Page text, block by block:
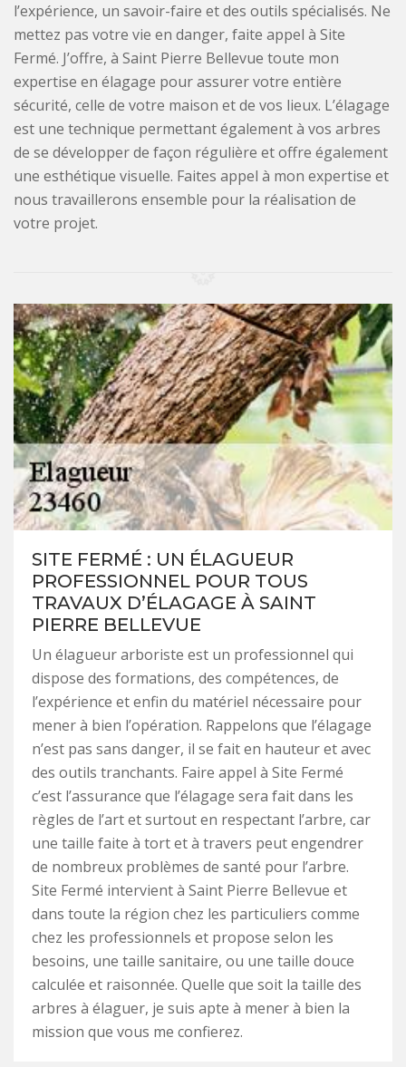
l’expérience, un savoir-faire et des outils spécialisés. Ne
mettez pas votre vie en danger, faite appel à Site
Fermé. J’offre, à Saint Pierre Bellevue toute mon
expertise en élagage pour assurer votre entière
sécurité, celle de votre maison et de vos lieux. L’élagage
est une technique permettant également à vos arbres
de se développer de façon régulière et offre également
une esthétique visuelle. Faites appel à mon expertise et
nous travaillerons ensemble pour la réalisation de
votre projet.
SITE FERMÉ : UN ÉLAGUEUR
PROFESSIONNEL POUR TOUS
TRAVAUX D’ÉLAGAGE À SAINT
PIERRE BELLEVUE
Un élagueur arboriste est un professionnel qui
dispose des formations, des compétences, de
l’expérience et enfin du matériel nécessaire pour
mener à bien l’opération. Rappelons que l’élagage
n’est pas sans danger, il se fait en hauteur et avec
des outils tranchants. Faire appel à Site Fermé
c’est l’assurance que l’élagage sera fait dans les
règles de l’art et surtout en respectant l’arbre, car
une taille faite à tort et à travers peut engendrer
de nombreux problèmes de santé pour l’arbre.
Site Fermé intervient à Saint Pierre Bellevue et
dans toute la région chez les particuliers comme
chez les professionnels et propose selon les
besoins, une taille sanitaire, ou une taille douce
calculée et raisonnée. Quelle que soit la taille des
arbres à élaguer, je suis apte à mener à bien la
mission que vous me confierez.